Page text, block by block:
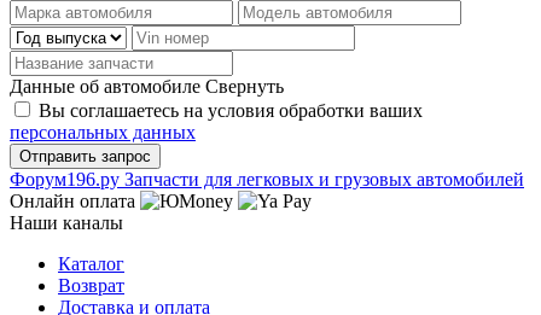
Данные об автомобиле Свернуть
Вы соглашаетесь на условия обработки ваших
персональных данных
Фoрум196.ру Запчасти для легковых и грузовых автомобилей
Онлайн оплата
Наши каналы
Каталог
Возврат
Доставка и оплата